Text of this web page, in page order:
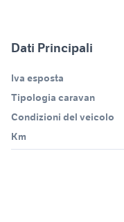
Dati Principali
Iva esposta
Tipologia caravan
Condizioni del veicolo
Km